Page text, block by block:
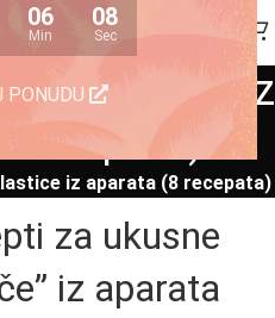
06
Min
08
Sec
PONUDUposlastice iz
recepata)
iz aparata (8 recepata)
za ukusne
iz aparata